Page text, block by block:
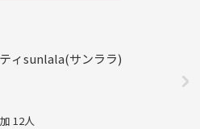
ィsunlala(サンララ)
12人